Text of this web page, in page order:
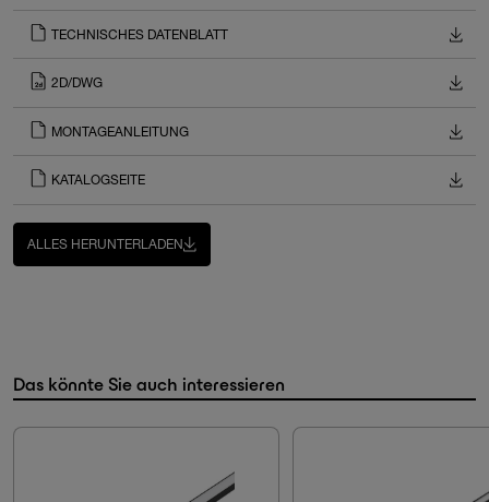
TECHNISCHES DATENBLATT
2D/DWG
MONTAGEANLEITUNG
KATALOGSEITE
ALLES HERUNTERLADEN
Das könnte Sie auch interessieren